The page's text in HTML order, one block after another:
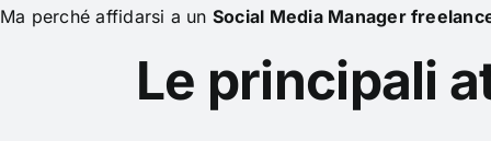
Ma perché affidarsi a un Social Media Manager
Le principali